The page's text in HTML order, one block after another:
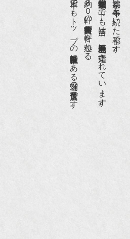
NHK「趣味Do楽」とよた
NHK『美の壺』（4月24日
『和楽』10月号
『Hanako 京都案内』
『FIGARO japon』12月号
京都は千年も続いた都です。
京都祇園骨董街の中でも当店は、歴史的保全地区に指定されています。
約８０軒の古美術骨董商が軒を連ねる、
日本でもトップの祇園骨董街にある老舗の骨董店です。